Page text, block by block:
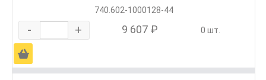
740.602-1000128-44
- + 9 607 ₽ 0 шт.
Ä